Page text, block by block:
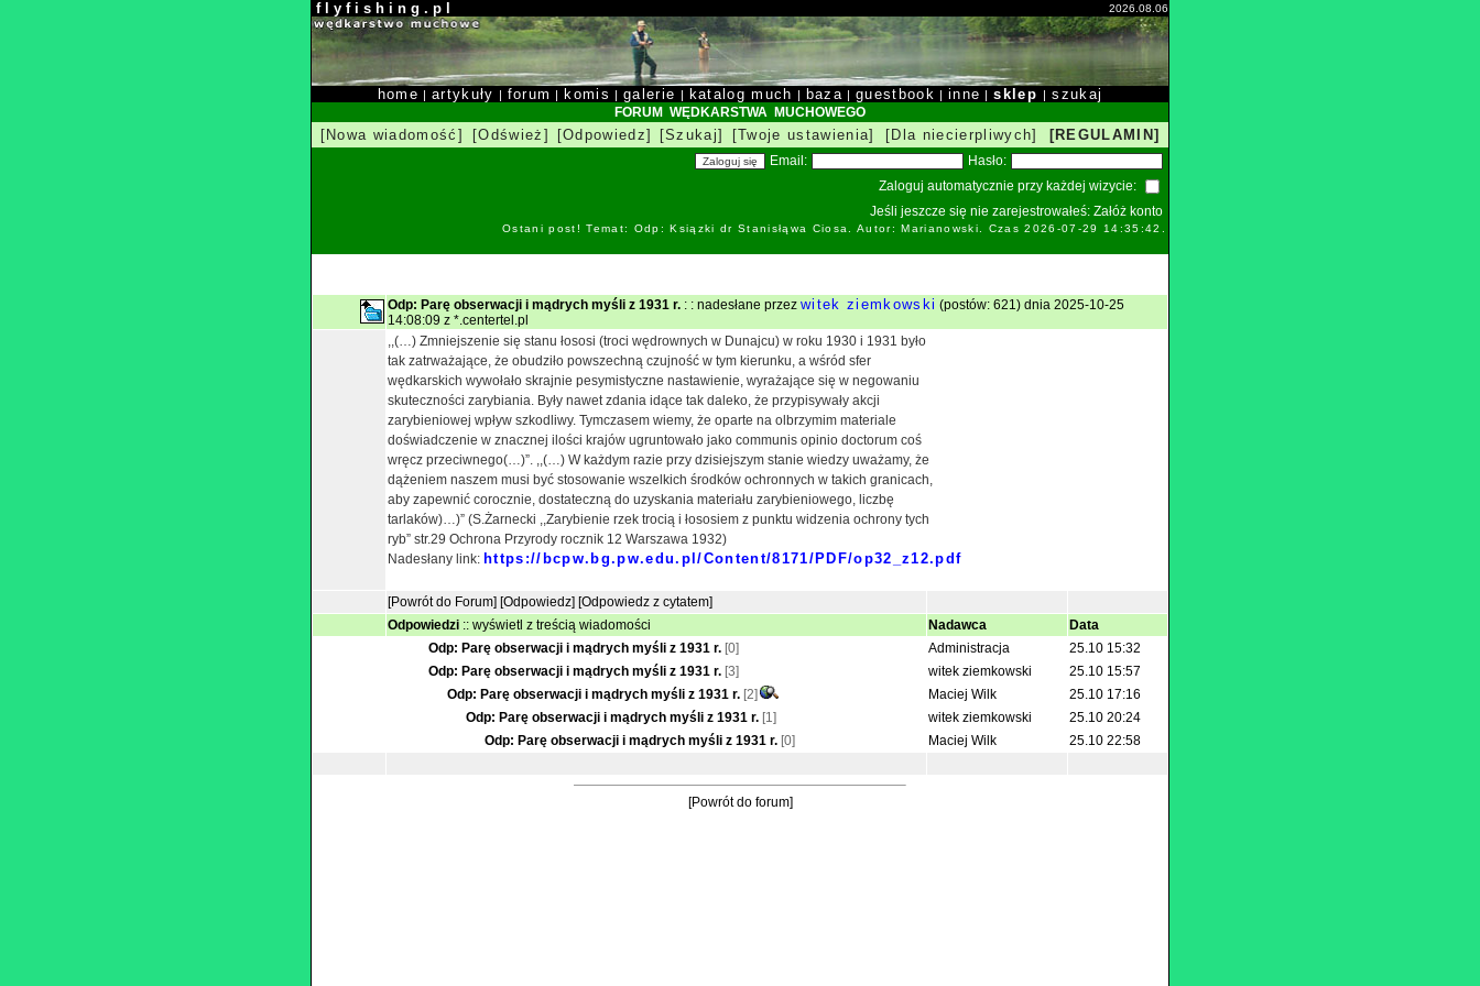
f l y f i s h i n g . p l 2026.08.06
home |artykuły | forum | komis |galerie | katalog much | baza | guestbook | inne |sklep |szukaj
FORUM WĘDKARSTWA MUCHOWEGO
[Nowa wiadomość] [Odśwież] [Odpowiedz] [Szukaj] [Twoje ustawienia] [Dla niecierpliwych] [REGULAMIN]
Email:
Hasło:
Zaloguj automatycznie przy każdej wizycie:
Jeśli jeszcze się nie zarejestrowałeś: Załóż konto
Ostani post! Temat: Odp: Ksiązki dr Stanisłąwa Ciosa. Autor: Marianowski. Czas 2026-07-29 14:35:42.
Odp: Parę obserwacji i mądrych myśli z 1931 r. : : nadesłane przez witek ziemkowski (postów: 621) dnia 2025-10-25
14:08:09 z *.centertel.pl
,,(…) Zmniejszenie się stanu łososi (troci wędrownych w Dunajcu) w roku 1930 i 1931 było
tak zatrważające, że obudziło powszechną czujność w tym kierunku, a wśród sfer
wędkarskich wywołało skrajnie pesymistyczne nastawienie, wyrażające się w negowaniu
skuteczności zarybiania. Były nawet zdania idące tak daleko, że przypisywały akcji
zarybieniowej wpływ szkodliwy. Tymczasem wiemy, że oparte na olbrzymim materiale
doświadczenie w znacznej ilości krajów ugruntowało jako communis opinio doctorum coś
wręcz przeciwnego(…)”. ,,(…) W każdym razie przy dzisiejszym stanie wiedzy uważamy, że
dążeniem naszem musi być stosowanie wszelkich środków ochronnych w takich granicach,
aby zapewnić corocznie, dostateczną do uzyskania materiału zarybieniowego, liczbę
tarlaków)…)” (S.Żarnecki ,,Zarybienie rzek trocią i łososiem z punktu widzenia ochrony tych
ryb” str.29 Ochrona Przyrody rocznik 12 Warszawa 1932)
Nadesłany link: https://bcpw.bg.pw.edu.pl/Content/8171/PDF/op32_z12.pdf
[Powrót do Forum] [Odpowiedz] [Odpowiedz z cytatem]
Odpowiedzi :: wyświetl z treścią wiadomości Nadawca
Data
Odp: Parę obserwacji i mądrych myśli z 1931 r. [0] Administracja
25.10 15:32
Odp: Parę obserwacji i mądrych myśli z 1931 r. [3] witek ziemkowski
25.10 15:57
Odp: Parę obserwacji i mądrych myśli z 1931 r. [2] Maciej Wilk
25.10 17:16
Odp: Parę obserwacji i mądrych myśli z 1931 r. [1] witek ziemkowski
25.10 20:24
Odp: Parę obserwacji i mądrych myśli z 1931 r. [0] Maciej Wilk 25.10 22:58
[Powrót do forum]